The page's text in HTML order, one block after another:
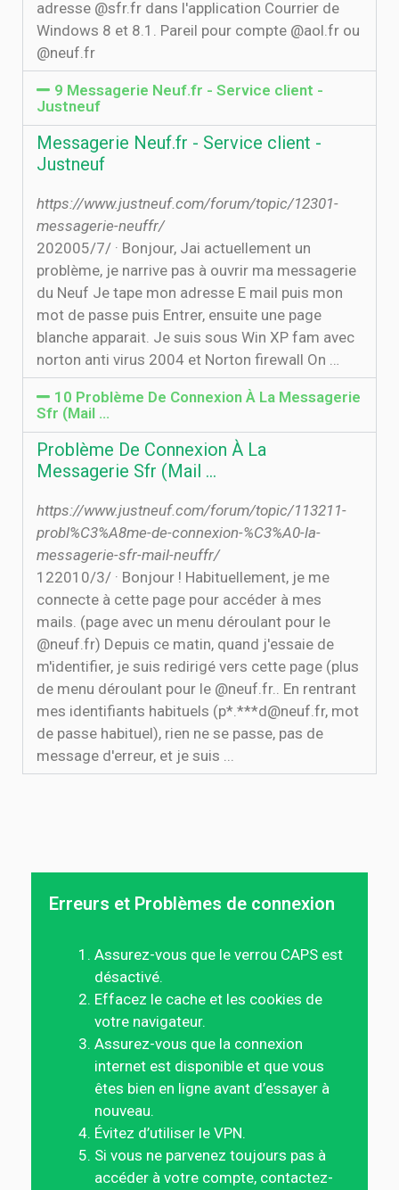
adresse @sfr.fr dans l'application Courrier de
Windows 8 et 8.1. Pareil pour compte @aol.fr ou
@neuf.fr
9 Messagerie Neuf.fr - Service client -
Justneuf
Messagerie Neuf.fr - Service client -
Justneuf
https://www.justneuf.com/forum/topic/12301-
messagerie-neuffr/
20‏‏/7‏‏/2005 · Bonjour, Jai actuellement un
problème, je narrive pas à ouvrir ma messagerie
du Neuf Je tape mon adresse E mail puis mon
mot de passe puis Entrer, ensuite une page
blanche apparait. Je suis sous Win XP fam avec
norton anti virus 2004 et Norton firewall On …
10 Problème De Connexion À La Messagerie
Sfr (Mail …
Problème De Connexion À La
Messagerie Sfr (Mail …
https://www.justneuf.com/forum/topic/113211-
probl%C3%A8me-de-connexion-%C3%A0-la-
messagerie-sfr-mail-neuffr/
12‏‏/3‏‏/2010 · Bonjour ! Habituellement, je me
connecte à cette page pour accéder à mes
mails. (page avec un menu déroulant pour le
@neuf.fr) Depuis ce matin, quand j'essaie de
m'identifier, je suis redirigé vers cette page (plus
de menu déroulant pour le @neuf.fr.. En rentrant
mes identifiants habituels (p*.***d@neuf.fr, mot
de passe habituel), rien ne se passe, pas de
message d'erreur, et je suis ...
Erreurs et Problèmes de connexion
Assurez-vous que le verrou CAPS est
désactivé.
Effacez le cache et les cookies de
votre navigateur.
Assurez-vous que la connexion
internet est disponible et que vous
êtes bien en ligne avant d’essayer à
nouveau.
Évitez d’utiliser le VPN.
Si vous ne parvenez toujours pas à
accéder à votre compte, contactez-